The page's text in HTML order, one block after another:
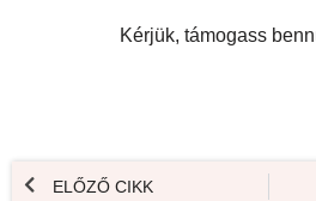
Kérjük, támogass
ELŐZŐ CIKK